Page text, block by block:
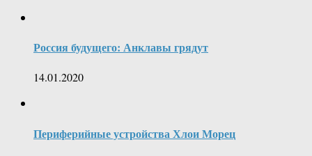
Россия будущего: Анклавы грядут
14.01.2020
Периферийные устройства Хлои Морец